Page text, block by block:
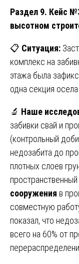
Раздел 9. Кейс
высотном
📋 Ситуация:
комплекс на
этажа была
одна секция
🔬 Наше
забивки свай и
(контрольный
недозабита до
плотных слоев
пространственный
сооружения в
совместную
показал, что
всего на 60% от